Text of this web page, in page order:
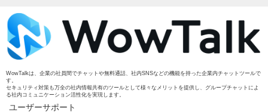
WowTalkは、企業の社員間でチャットや無料通話、社内SNSなどの機能を持った企業内チャットツールで
す。
セキュリティ対策も万全の社内情報共有のツールとして様々なメリットを提供し、グループチャットによ
る社内コミュニケーション活性化を実現します。
ユーザーサポート